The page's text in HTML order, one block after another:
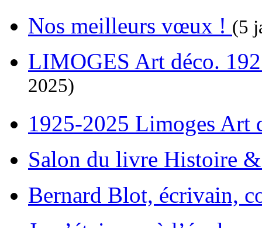
Nos meilleurs vœux ! (5
LIMOGES Art déco.
2025)
1925-2025 Limoges Art
Salon du livre Histoire
Bernard Blot, écrivain,